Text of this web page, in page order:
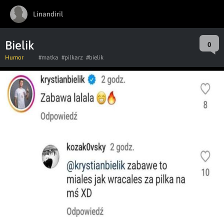
Linandiril
Bielik 0
Humor #matka #pilkarz #bielik